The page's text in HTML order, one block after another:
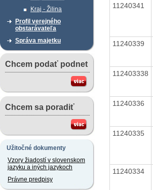
Kraj - Žilina
Profil verejného
obstarávateľa
Správa majetku
Chcem podať podnet
Chcem sa poradiť
Užitočné dokumenty
Vzory žiadostí v slovenskom
jazyku a iných jazykoch
Právne predpisy
11240341
11240339
112403338
11240336
11240335
11240334